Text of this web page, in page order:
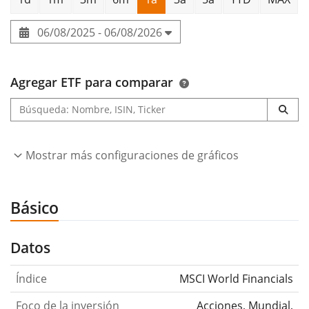
06/08/2025 - 06/08/2026
Agregar ETF para comparar
Mostrar más configuraciones de gráficos
Básico
Datos
Índice
MSCI World Financials
Foco de la inversión
Acciones, Mundial,